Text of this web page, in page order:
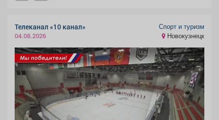
Телеканал «10 канал»
04.08.2026
Спорт и туризм
Новокузнецк